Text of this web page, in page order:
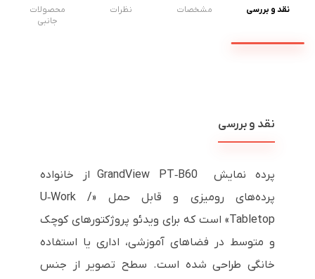
نقد و بررسی مشخصات نظرات
محصولات
جانبی
نقد و بررسی
پرده نمایش GrandView PT‑B60 از خانواده
پرده‌های رومیزی و قابل حمل «U‑Work /
Tabletop» است که برای ویدئو پروژکتورهای کوچک
و متوسط در فضاهای آموزشی، اداری یا استفاده
خانگی طراحی شده است. سطح تصویر از جنس